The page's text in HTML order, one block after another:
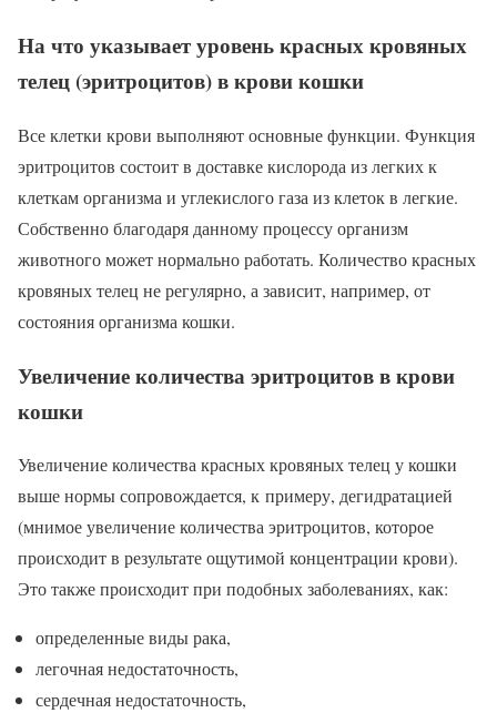
На что указывает уровень красных кровяных
телец (эритроцитов) в крови кошки
Все клетки крови выполняют основные функции. Функция
эритроцитов состоит в доставке кислорода из легких к
клеткам организма и углекислого газа из клеток в легкие.
Собственно благодаря данному процессу организм
животного может нормально работать. Количество красных
кровяных телец не регулярно, а зависит, например, от
состояния организма кошки.
Увеличение количества эритроцитов в крови
кошки
Увеличение количества красных кровяных телец у кошки
выше нормы сопровождается, к примеру, дегидратацией
(мнимое увеличение количества эритроцитов, которое
происходит в результате ощутимой концентрации крови).
Это также происходит при подобных заболеваниях, как:
определенные виды рака,
легочная недостаточность,
сердечная недостаточность,